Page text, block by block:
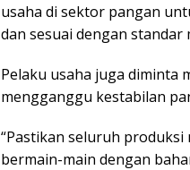
usaha di sektor pangan
dan sesuai dengan standar
Pelaku usaha juga diminta
mengganggu kestabilan
“Pastikan seluruh
bermain-main dengan